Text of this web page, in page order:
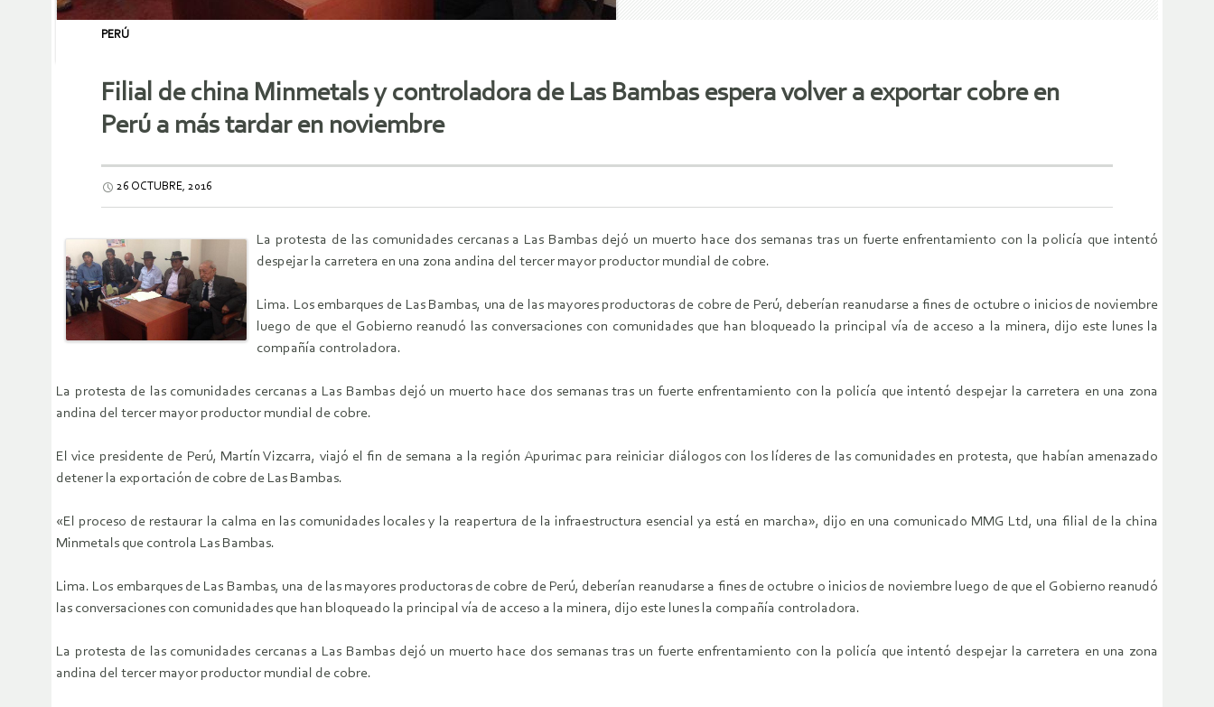
PERÚ
Filial de china Minmetals y controladora de Las Bambas espera volver a exportar cobre en
Perú a más tardar en noviembre
26 OCTUBRE, 2016
La protesta de las comunidades cercanas a Las Bambas dejó un muerto hace dos semanas tras un fuerte enfrentamiento con la policía que intentó
despejar la carretera en una zona andina del tercer mayor productor mundial de cobre.
Lima. Los embarques de Las Bambas, una de las mayores productoras de cobre de Perú, deberían reanudarse a fines de octubre o inicios de noviembre
luego de que el Gobierno reanudó las conversaciones con comunidades que han bloqueado la principal vía de acceso a la minera, dijo este lunes la
compañía controladora.
La protesta de las comunidades cercanas a Las Bambas dejó un muerto hace dos semanas tras un fuerte enfrentamiento con la policía que intentó despejar la carretera en una zona
andina del tercer mayor productor mundial de cobre.
El vice presidente de Perú, Martín Vizcarra, viajó el fin de semana a la región Apurimac para reiniciar diálogos con los líderes de las comunidades en protesta, que habían amenazado
detener la exportación de cobre de Las Bambas.
«El proceso de restaurar la calma en las comunidades locales y la reapertura de la infraestructura esencial ya está en marcha», dijo en una comunicado MMG Ltd, una filial de la china
Minmetals que controla Las Bambas.
Lima. Los embarques de Las Bambas, una de las mayores productoras de cobre de Perú, deberían reanudarse a fines de octubre o inicios de noviembre luego de que el Gobierno reanudó
las conversaciones con comunidades que han bloqueado la principal vía de acceso a la minera, dijo este lunes la compañía controladora.
La protesta de las comunidades cercanas a Las Bambas dejó un muerto hace dos semanas tras un fuerte enfrentamiento con la policía que intentó despejar la carretera en una zona
andina del tercer mayor productor mundial de cobre.